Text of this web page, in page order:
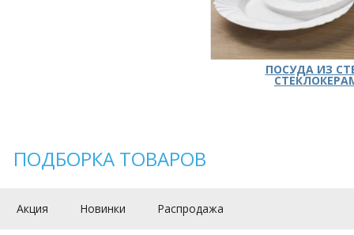
ПОСУДА ИЗ
ПОДБОРКА ТОВАРОВ
Акция Новинки Распродажа